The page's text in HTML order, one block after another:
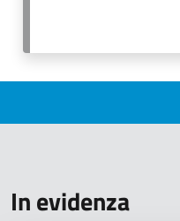
In evidenza